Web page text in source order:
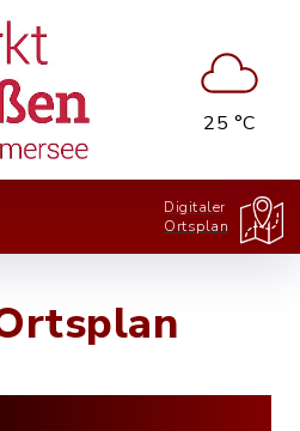
25 °C
Digitaler
Ortsplan